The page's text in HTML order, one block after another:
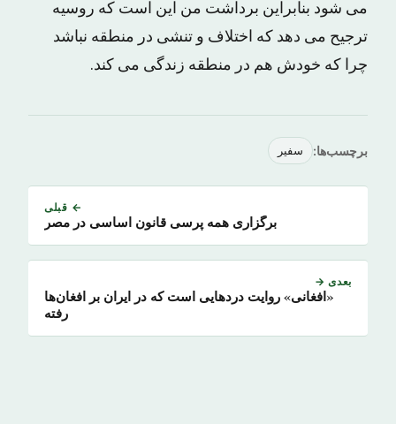
می شود بنابراین برداشت من این است که روسیه
ترجیح می دهد که اختلاف و تنشی در منطقه نباشد
چرا که خودش هم در منطقه زندگی می کند.
برچسب‌ها: سفیر
← قبلی
برگزاری همه پرسی قانون اساسی در مصر
بعدی →
«افغانی» روایت دردهایی است که در ایران بر افغان‌ها
رفته